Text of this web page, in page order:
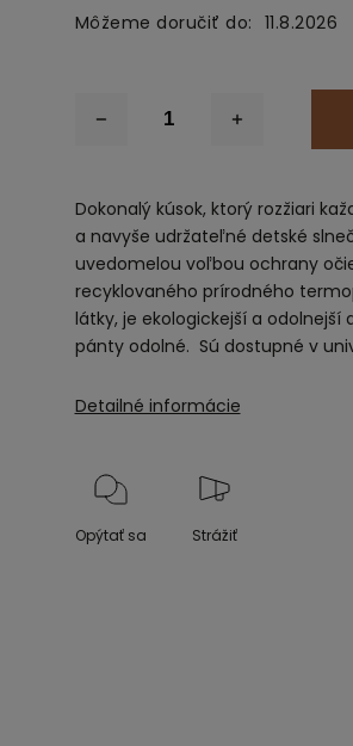
Môžeme doručiť do: 11.8.2026
Dokonalý kúsok, ktorý rozžiari
a navyše udržateľné detské
uvedomelou voľbou ochrany
recyklovaného prírodného
látky, je ekologickejší a odolnejší
pánty odolné. Sú dostupné v
Detailné informácie
Opýtať sa Strážiť